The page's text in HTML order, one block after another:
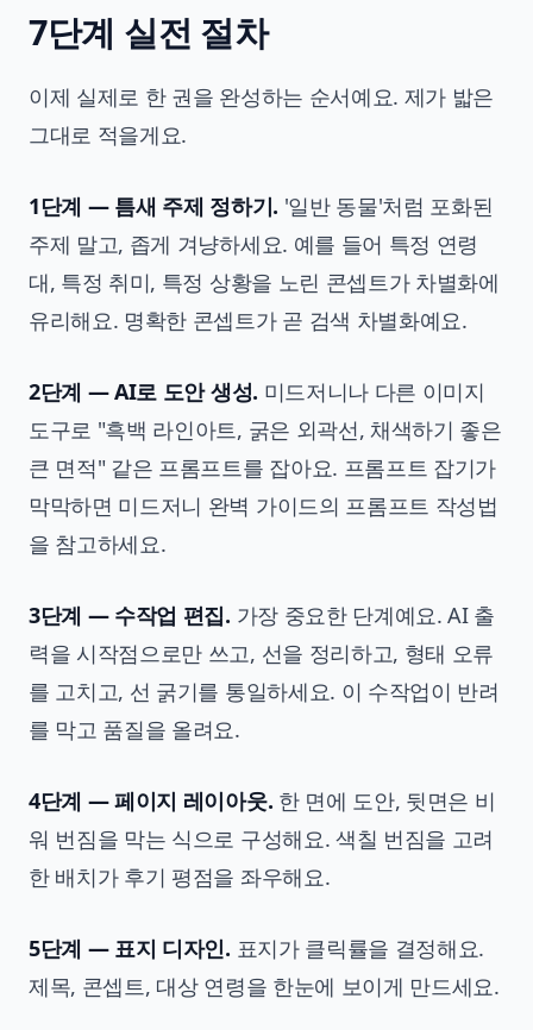
7단계 실전 절차
이제 실제로 한 권을 완성하는 순서예요. 제가 밟은
그대로 적을게요.
1단계 — 틈새 주제 정하기. '일반 동물'처럼 포화된
주제 말고, 좁게 겨냥하세요. 예를 들어 특정 연령
대, 특정 취미, 특정 상황을 노린 콘셉트가 차별화에
유리해요. 명확한 콘셉트가 곧 검색 차별화예요.
2단계 — AI로 도안 생성. 미드저니나 다른 이미지
도구로 "흑백 라인아트, 굵은 외곽선, 채색하기 좋은
큰 면적" 같은 프롬프트를 잡아요. 프롬프트 잡기가
막막하면 미드저니 완벽 가이드의 프롬프트 작성법
을 참고하세요.
3단계 — 수작업 편집. 가장 중요한 단계예요. AI 출
력을 시작점으로만 쓰고, 선을 정리하고, 형태 오류
를 고치고, 선 굵기를 통일하세요. 이 수작업이 반려
를 막고 품질을 올려요.
4단계 — 페이지 레이아웃. 한 면에 도안, 뒷면은 비
워 번짐을 막는 식으로 구성해요. 색칠 번짐을 고려
한 배치가 후기 평점을 좌우해요.
5단계 — 표지 디자인. 표지가 클릭률을 결정해요.
제목, 콘셉트, 대상 연령을 한눈에 보이게 만드세요.